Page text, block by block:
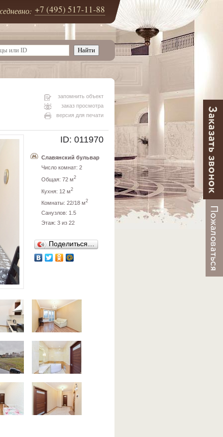
+7 (495) 517-11-88
запомнить объект
заказ просмотра
версия для печати
ID: 011970
Славянский бульвар
Число комнат: 2
Общая: 72 м2
Кухня: 12 м2
Комнаты: 22/18 м2
Санузлов: 1.5
Этаж: 3 из 22
Поделиться…